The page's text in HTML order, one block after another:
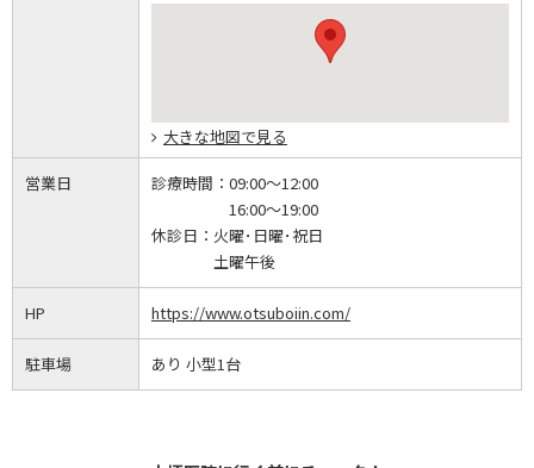
大きな地図で見る
営業日 診療時間： 09:00～12:00
16:00～19:00
休診日： 火曜･日曜･祝日
土曜午後
HP https://www.otsuboiin.com/
駐車場 あり 小型1台